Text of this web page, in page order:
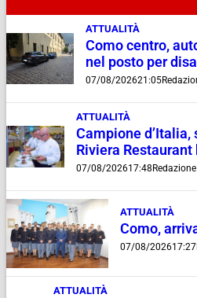
ATTUALITÀ
Como centro,
nel posto per
07/08/202621:05
ATTUALITÀ
Campione d’Italia,
Riviera
07/08/202617:48 Redazione
ATTUALITÀ
Como,
07/08/202617:27
ATTUALITÀ